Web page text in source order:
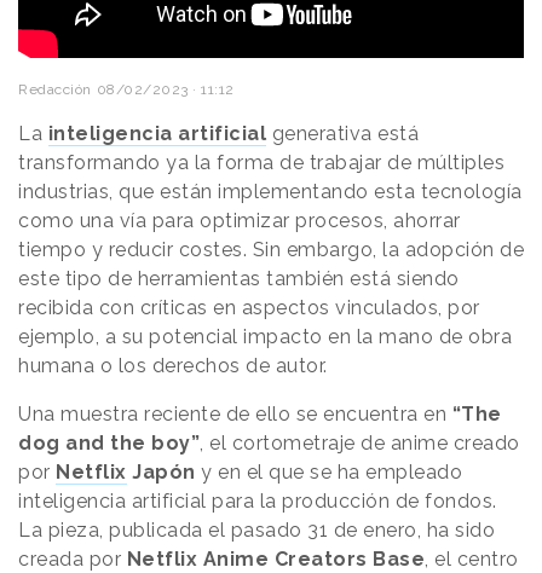
Redacción 08/02/2023 · 11:12
La inteligencia artificial generativa está
transformando ya la forma de trabajar de múltiples
industrias, que están implementando esta tecnología
como una vía para optimizar procesos, ahorrar
tiempo y reducir costes. Sin embargo, la adopción de
este tipo de herramientas también está siendo
recibida con críticas en aspectos vinculados, por
ejemplo, a su potencial impacto en la mano de obra
humana o los derechos de autor.
Una muestra reciente de ello se encuentra en “The
dog and the boy” , el cortometraje de anime creado
por Netflix Japón y en el que se ha empleado
inteligencia artificial para la producción de fondos.
La pieza, publicada el pasado 31 de enero, ha sido
creada por Netflix Anime Creators Base , el centro